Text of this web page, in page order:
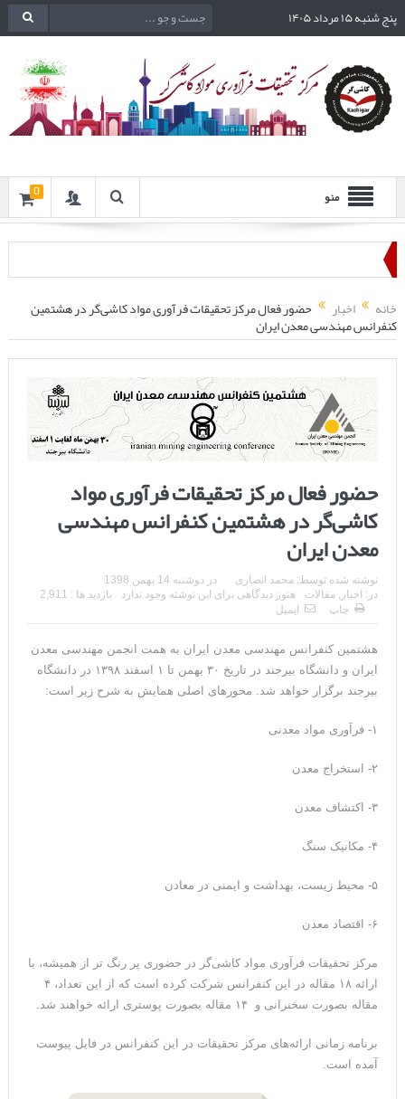
پنج شنبه ۱۵ مرداد ۱۴۰۵
منو 0
خانه اخبار حضور فعال مرکز تحقیقات فرآوری مواد کاشی‌گر در هشتمین
کنفرانس مهندسی معدن ایران
حضور فعال مرکز تحقیقات فرآوری مواد
کاشی‌گر در هشتمین کنفرانس مهندسی
معدن ایران
نوشته شده توسط: محمد انصاری در دوشنبه 14 بهمن 1398
در: اخبار , مقالات هنوز دیدگاهی برای این نوشته وجود ندارد
بازدید ها : 2,911
چاپ
ایمیل
هشتمین کنفرانس مهندسی معدن ایران به همت انجمن مهندسی معدن
ایران و دانشگاه بیرجند در تاریخ ۳۰ بهمن تا ۱ اسفند ۱۳۹۸ در دانشگاه
بیرجند برگزار خواهد شد. محورهای اصلی همایش به شرح زیر است:
۱- فرآوری مواد معدنی
۲- استخراج معدن
۳- اکتشاف معدن
۴- مکانیک سنگ
۵- محیط زیست، بهداشت و ایمنی در معادن
۶- اقتصاد معدن
مرکز تحقیقات فرآوری مواد کاشی‌گر در حضوری پر رنگ تر از همیشه، با
ارائه ۱۸ مقاله در این کنفرانس شرکت کرده است که از این تعداد، ۴
مقاله بصورت سخنرانی و ۱۴ مقاله بصورت پوستری ارائه خواهند شد.
برنامه زمانی ارائه‌های مرکز تحقیقات در این کنفرانس در فایل پیوست
آمده است.